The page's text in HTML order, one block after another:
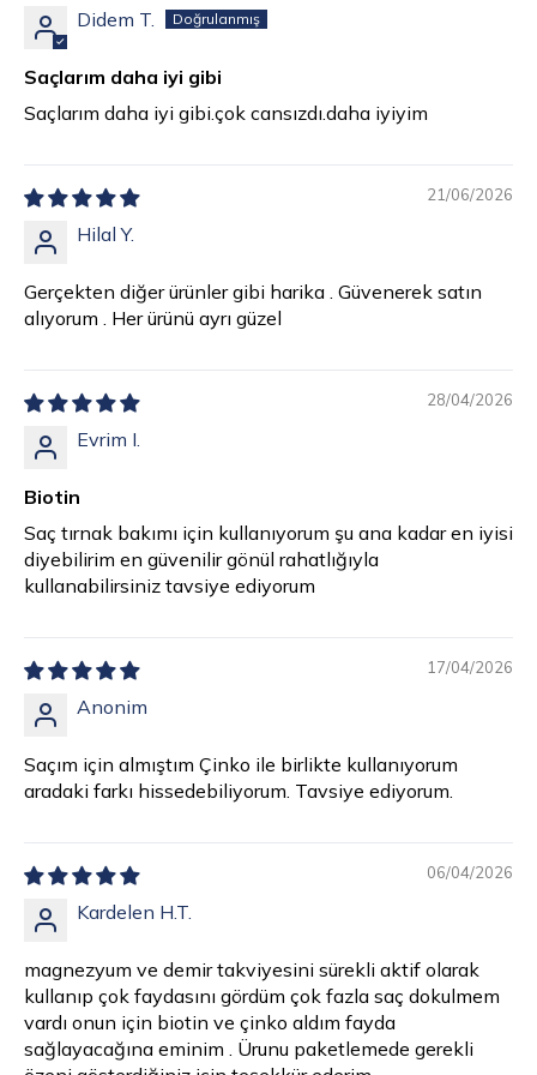
Didem T.
Saçlarım daha iyi gibi
Saçlarım daha iyi gibi.çok cansızdı.daha iyiyim
21/06/2026
Hilal Y.
Gerçekten diğer ürünler gibi harika . Güvenerek satın
alıyorum . Her ürünü ayrı güzel
28/04/2026
Evrim I.
Biotin
Saç tırnak bakımı için kullanıyorum şu ana kadar en iyisi
diyebilirim en güvenilir gönül rahatlığıyla
kullanabilirsiniz tavsiye ediyorum
17/04/2026
Anonim
Saçım için almıştım Çinko ile birlikte kullanıyorum
aradaki farkı hissedebiliyorum. Tavsiye ediyorum.
06/04/2026
Kardelen H.T.
magnezyum ve demir takviyesini sürekli aktif olarak
kullanıp çok faydasını gördüm çok fazla saç dokulmem
vardı onun için biotin ve çinko aldım fayda
sağlayacağına eminim . Ürunu paketlemede gerekli